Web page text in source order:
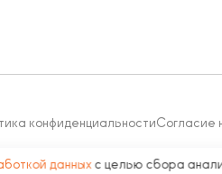
конфиденциальностиСогласие
данных с целью сбора